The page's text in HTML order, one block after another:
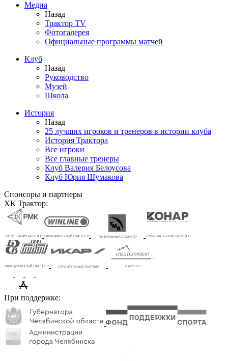
Медиа
Назад
Трактор TV
Фотогалерея
Официальные программы матчей
Клуб
Назад
Руководство
Музей
Школа
История
Назад
25 лучших игроков и тренеров в истории клуба
История Трактора
Все игроки
Все главные тренеры
Клуб Валерия Белоусова
Клуб Юрия Шумакова
Спонсоры и партнеры
ХК Трактор:
При поддержке: